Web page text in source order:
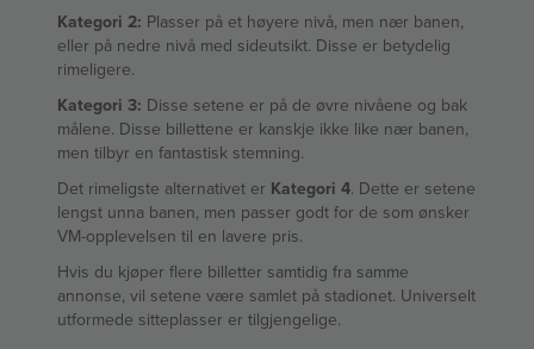
Kategori 2: Plasser på et høyere nivå, men nær banen,
eller på nedre nivå med sideutsikt. Disse er betydelig
rimeligere.
Kategori 3: Disse setene er på de øvre nivåene og bak
målene. Disse billettene er kanskje ikke like nær banen,
men tilbyr en fantastisk stemning.
Det rimeligste alternativet er Kategori 4. Dette er setene
lengst unna banen, men passer godt for de som ønsker
VM-opplevelsen til en lavere pris.
Hvis du kjøper flere billetter samtidig fra samme
annonse, vil setene være samlet på stadionet. Universelt
utformede sitteplasser er tilgjengelige.